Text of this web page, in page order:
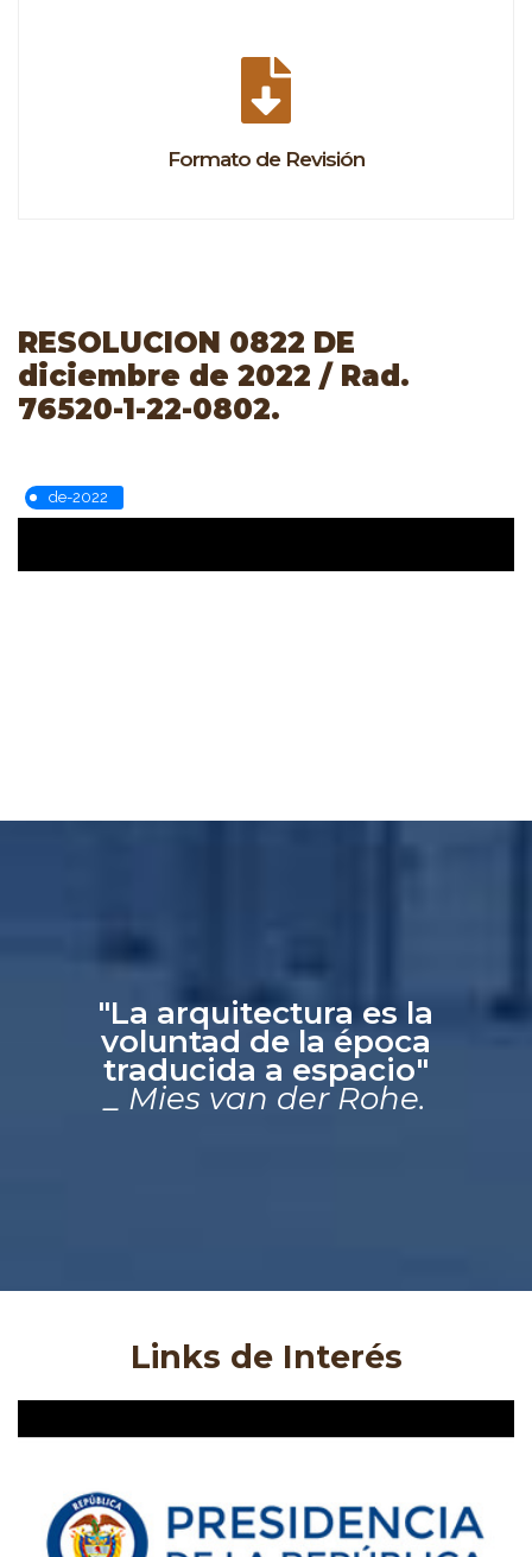
Formato de Revisión
RESOLUCION 0822 DE
diciembre de 2022 / Rad.
76520-1-22-0802.
de-2022
"La arquitectura es la
voluntad de la época
traducida a espacio"
_ Mies van der Rohe.
Links de Interés